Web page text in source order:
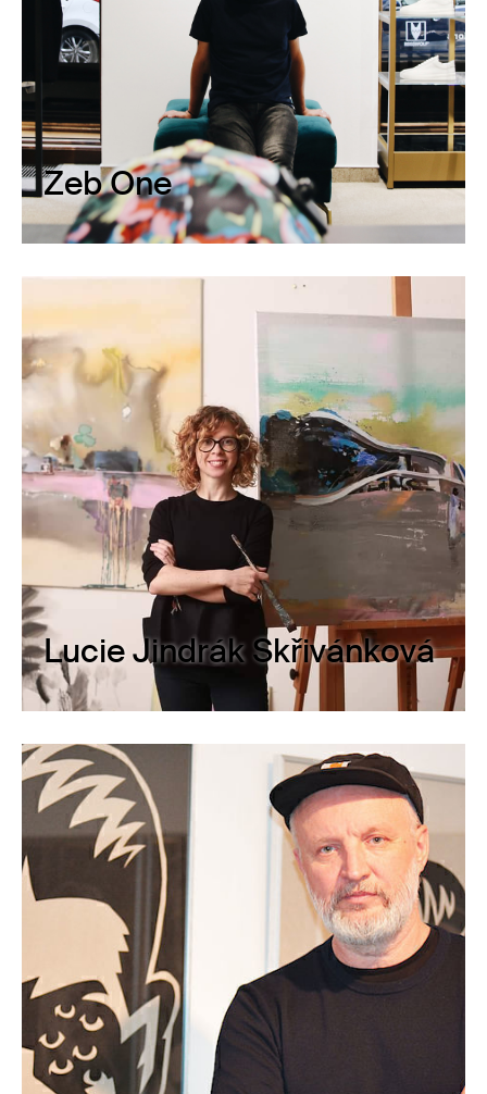
Zeb One
Lucie Jindrák Skřivánková